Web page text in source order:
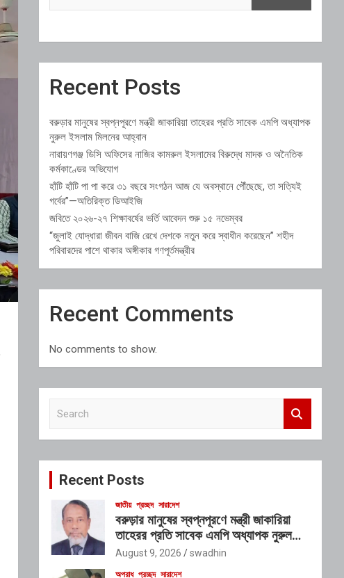
Recent Posts
বরুড়ার মানুষের স্বপ্নপূরণে মন্ত্রী জাকারিয়া তাহেরর প্রতি সাবেক এমপি অধ্যাপক
নুরুল ইসলাম মিলনের আহ্বান
নারায়ণগঞ্জ ডিসি অফিসের নাজির কামরুল ইসলামের বিরুদ্ধে মাদক ও অনৈতিক
কর্মকাণ্ডের অভিযোগ
হাঁটি হাঁটি পা পা করে ৩১ বছরে সংগঠন আজ যে অবস্থানে পৌঁছেছে, তা সত্যিই
গর্বের”—অতিরিক্ত ডিআইজি
জবিতে ২০২৬-২৭ শিক্ষাবর্ষের ভর্তি আবেদন শুরু ১৫ নভেম্বর
“জুলাই যোদ্ধারা জীবন বাজি রেখে দেশকে নতুন করে স্বাধীন করেছেন” শহীদ
পরিবারদের পাশে থাকার অঙ্গীকার গণপূর্তমন্ত্রীর
Recent Comments
No comments to show.
c
Recent Posts
জাতীয় প্রচ্ছদ সারাদেশ
বরুড়ার মানুষের স্বপ্নপূরণে মন্ত্রী জাকারিয়া
তাহেরর প্রতি সাবেক এমপি অধ্যাপক নুরুল
ইসলাম মিলনের আহ্বান
August 9, 2026 swadhin
অপরাধ প্রচ্ছদ সারাদেশ